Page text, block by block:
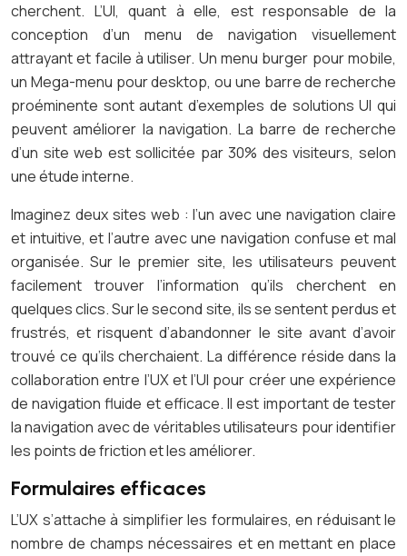
cherchent. L’UI, quant à elle, est responsable de la
conception d’un menu de navigation visuellement
attrayant et facile à utiliser. Un menu burger pour mobile,
un Mega-menu pour desktop, ou une barre de recherche
proéminente sont autant d’exemples de solutions UI qui
peuvent améliorer la navigation. La barre de recherche
d’un site web est sollicitée par 30% des visiteurs, selon
une étude interne.
Imaginez deux sites web : l’un avec une navigation claire
et intuitive, et l’autre avec une navigation confuse et mal
organisée. Sur le premier site, les utilisateurs peuvent
facilement trouver l’information qu’ils cherchent en
quelques clics. Sur le second site, ils se sentent perdus et
frustrés, et risquent d’abandonner le site avant d’avoir
trouvé ce qu’ils cherchaient. La différence réside dans la
collaboration entre l’UX et l’UI pour créer une expérience
de navigation fluide et efficace. Il est important de tester
la navigation avec de véritables utilisateurs pour identifier
les points de friction et les améliorer.
Formulaires efficaces
L’UX s’attache à simplifier les formulaires, en réduisant le
nombre de champs nécessaires et en mettant en place